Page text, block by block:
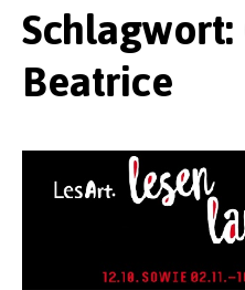
Schlagwort:
Beatrice